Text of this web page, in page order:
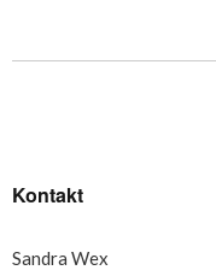
Kontakt
Sandra Wex